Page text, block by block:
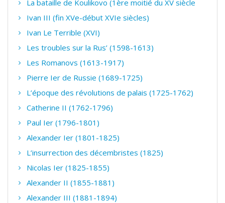
La bataille de Koulikovo (1ère moitié du XV siècle
Ivan III (fin XVe-début XVIe siècles)
Ivan Le Terrible (XVI)
Les troubles sur la Rus’ (1598-1613)
Les Romanovs (1613-1917)
Pierre Ier de Russie (1689-1725)
L’époque des révolutions de palais (1725-1762)
Catherine II (1762-1796)
Paul Ier (1796-1801)
Alexander Ier (1801-1825)
L’insurrection des décembristes (1825)
Nicolas Ier (1825-1855)
Alexander II (1855-1881)
Alexander III (1881-1894)